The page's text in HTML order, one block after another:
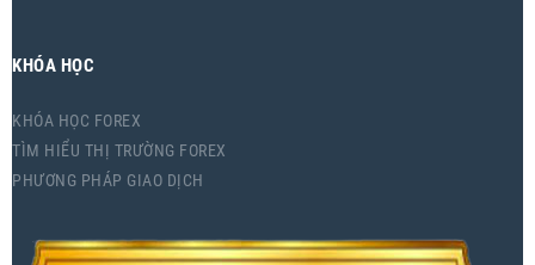
KHÓA HỌC
KHÓA HỌC FOREX
TÌM HIỂU THỊ TRƯỜNG FOREX
PHƯƠNG PHÁP GIAO DỊCH